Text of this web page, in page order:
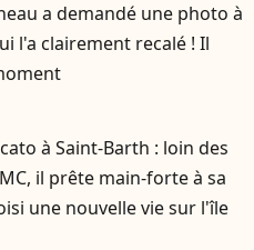
a demandé une photo à
l'a clairement recalé ! Il
à Saint-Barth : loin des
il prête main-forte à sa
une nouvelle vie sur l'île